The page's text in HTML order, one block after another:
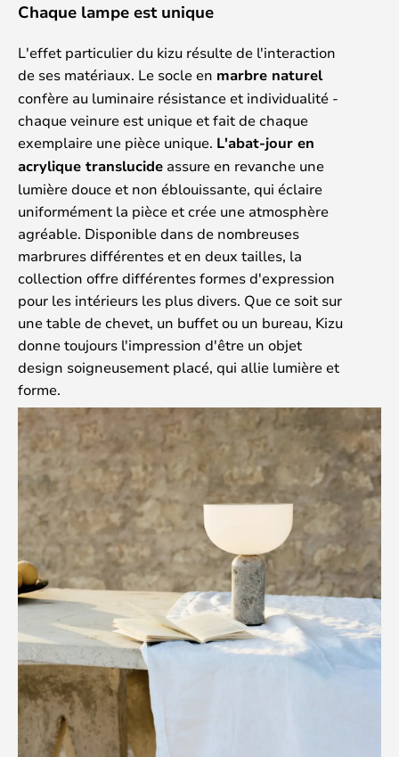
Chaque lampe est unique
L'effet particulier du kizu résulte de l'interaction
de ses matériaux. Le socle en marbre naturel
confère au luminaire résistance et individualité -
chaque veinure est unique et fait de chaque
exemplaire une pièce unique. L'abat-jour en
acrylique translucide assure en revanche une
lumière douce et non éblouissante, qui éclaire
uniformément la pièce et crée une atmosphère
agréable. Disponible dans de nombreuses
marbrures différentes et en deux tailles, la
collection offre différentes formes d'expression
pour les intérieurs les plus divers. Que ce soit sur
une table de chevet, un buffet ou un bureau, Kizu
donne toujours l'impression d'être un objet
design soigneusement placé, qui allie lumière et
forme.